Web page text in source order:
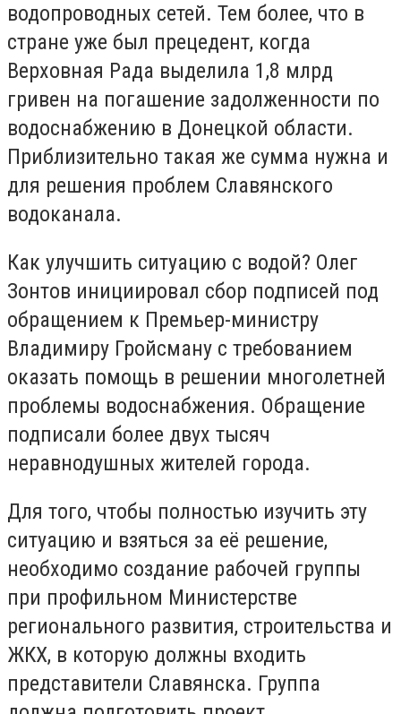
водопроводных сетей. Тем более, что в
стране уже был прецедент, когда
Верховная Рада выделила 1,8 млрд
гривен на погашение задолженности по
водоснабжению в Донецкой области.
Приблизительно такая же сумма нужна и
для решения проблем Славянского
водоканала.
Как улучшить ситуацию с водой? Олег
Зонтов инициировал сбор подписей под
обращением к Премьер-министру
Владимиру Гройсману с требованием
оказать помощь в решении многолетней
проблемы водоснабжения. Обращение
подписали более двух тысяч
неравнодушных жителей города.
Для того, чтобы полностью изучить эту
ситуацию и взяться за её решение,
необходимо создание рабочей группы
при профильном Министерстве
регионального развития, строительства и
ЖКХ, в которую должны входить
представители Славянска. Группа